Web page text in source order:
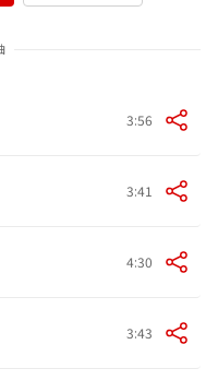
3:56
3:41
4:30
3:43